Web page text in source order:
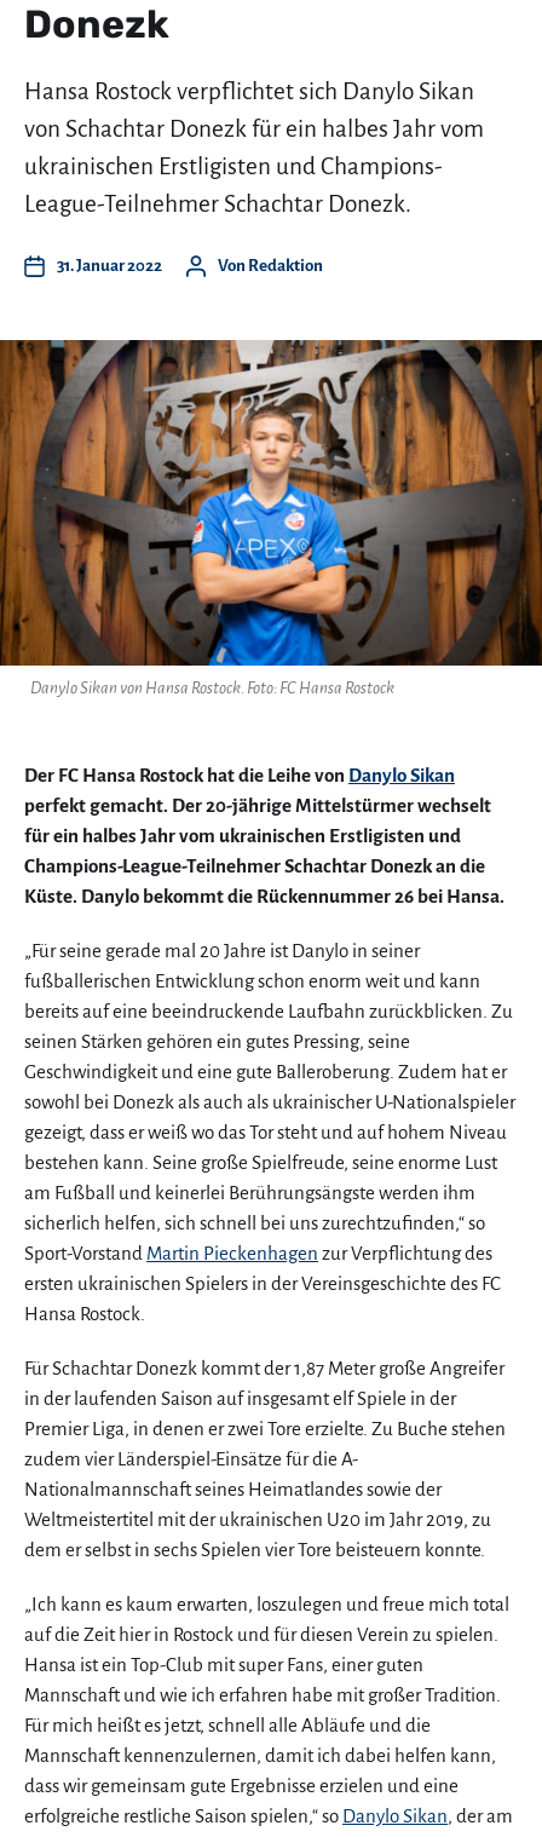
Donezk
Hansa Rostock verpflichtet sich Danylo Sikan
von Schachtar Donezk für ein halbes Jahr vom
ukrainischen Erstligisten und Champions-
League-Teilnehmer Schachtar Donezk.
31. Januar 2022 Von Redaktion
Danylo Sikan von Hansa Rostock. Foto: FC Hansa Rostock
Der FC Hansa Rostock hat die Leihe von Danylo Sikan
perfekt gemacht. Der 20-jährige Mittelstürmer wechselt
für ein halbes Jahr vom ukrainischen Erstligisten und
Champions-League-Teilnehmer Schachtar Donezk an die
Küste. Danylo bekommt die Rückennummer 26 bei Hansa.
„Für seine gerade mal 20 Jahre ist Danylo in seiner
fußballerischen Entwicklung schon enorm weit und kann
bereits auf eine beeindruckende Laufbahn zurückblicken. Zu
seinen Stärken gehören ein gutes Pressing, seine
Geschwindigkeit und eine gute Balleroberung. Zudem hat er
sowohl bei Donezk als auch als ukrainischer U-Nationalspieler
gezeigt, dass er weiß wo das Tor steht und auf hohem Niveau
bestehen kann. Seine große Spielfreude, seine enorme Lust
am Fußball und keinerlei Berührungsängste werden ihm
sicherlich helfen, sich schnell bei uns zurechtzufinden,“ so
Sport-Vorstand Martin Pieckenhagen zur Verpflichtung des
ersten ukrainischen Spielers in der Vereinsgeschichte des FC
Hansa Rostock.
Für Schachtar Donezk kommt der 1,87 Meter große Angreifer
in der laufenden Saison auf insgesamt elf Spiele in der
Premier Liga, in denen er zwei Tore erzielte. Zu Buche stehen
zudem vier Länderspiel-Einsätze für die A-
Nationalmannschaft seines Heimatlandes sowie der
Weltmeistertitel mit der ukrainischen U20 im Jahr 2019, zu
dem er selbst in sechs Spielen vier Tore beisteuern konnte.
„Ich kann es kaum erwarten, loszulegen und freue mich total
auf die Zeit hier in Rostock und für diesen Verein zu spielen.
Hansa ist ein Top-Club mit super Fans, einer guten
Mannschaft und wie ich erfahren habe mit großer Tradition.
Für mich heißt es jetzt, schnell alle Abläufe und die
Mannschaft kennenzulernen, damit ich dabei helfen kann,
dass wir gemeinsam gute Ergebnisse erzielen und eine
erfolgreiche restliche Saison spielen,“ so Danylo Sikan, der am